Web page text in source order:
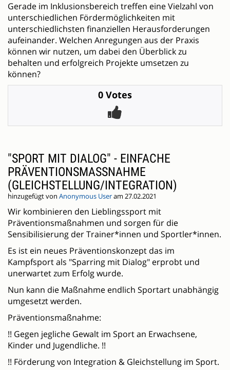
Gerade im Inklusionsbereich treffen eine Vielzahl von
unterschiedlichen Fördermöglichkeiten mit
unterschiedlichsten finanziellen Herausforderungen
aufeinander. Welchen Anregungen aus der Praxis
können wir nutzen, um dabei den Überblick zu
behalten und erfolgreich Projekte umsetzen zu
können?
0 Votes
"SPORT MIT DIALOG" - EINFACHE
PRÄVENTIONSMASSNAHME (
GLEICHSTELLUNG/INTEGRATION)
hinzugefügt von Anonymous Useram 27.02.2021
Wir kombinieren den Lieblingssport mit
Präventionsmaßnahmen und sorgen für die
Sensibilisierung der Trainer*innen und Sportler*innen.
Es ist ein neues Präventionskonzept das im
Kampfsport als "Sparring mit Dialog" erprobt und
unerwartet zum Erfolg wurde.
Nun kann die Maßnahme endlich Sportart unabhängig
umgesetzt werden.
Präventionsmaßnahme:
!! Gegen jegliche Gewalt im Sport an Erwachsene,
Kinder und Jugendliche. !!
!! Förderung von Integration & Gleichstellung im Sport.